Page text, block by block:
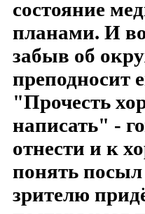
состояние
планами. И
забыв об
преподносит
"Прочесть
написать" -
отнести и к
понять посыл
зрителю